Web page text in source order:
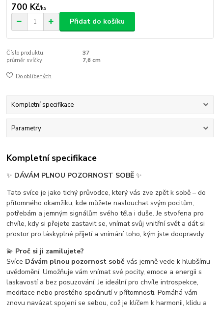
700 Kč/ks
Přidat do košíku
Číslo produktu:
37
průměr svíčky:
7,6 cm
Do oblíbených
Kompletní specifikace
Parametry
Kompletní specifikace
✨ DÁVÁM PLNOU POZORNOST SOBĚ ✨
Tato svíce je jako tichý průvodce, který vás zve zpět k sobě – do
přítomného okamžiku, kde můžete naslouchat svým pocitům,
potřebám a jemným signálům svého těla i duše. Je stvořena pro
chvíle, kdy si přejete zastavit se, vnímat svůj vnitřní svět a dát si
prostor pro láskyplné přijetí a vnímání toho, kým jste doopravdy.
💫 Proč si ji zamilujete?
Svíce Dávám plnou pozornost sobě vás jemně vede k hlubšímu
uvědomění. Umožňuje vám vnímat své pocity, emoce a energii s
laskavostí a bez posuzování. Je ideální pro chvíle introspekce,
meditace nebo prostého spočinutí v přítomnosti. Pomáhá vám
znovu navázat spojení se sebou, což je klíčem k harmonii, klidu a